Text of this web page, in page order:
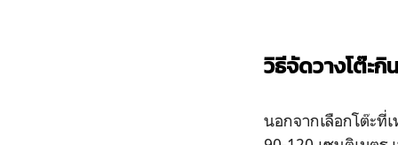
วิธีจัดวางโต๊ะกิ
นอกจากเลือกโต๊ะที่